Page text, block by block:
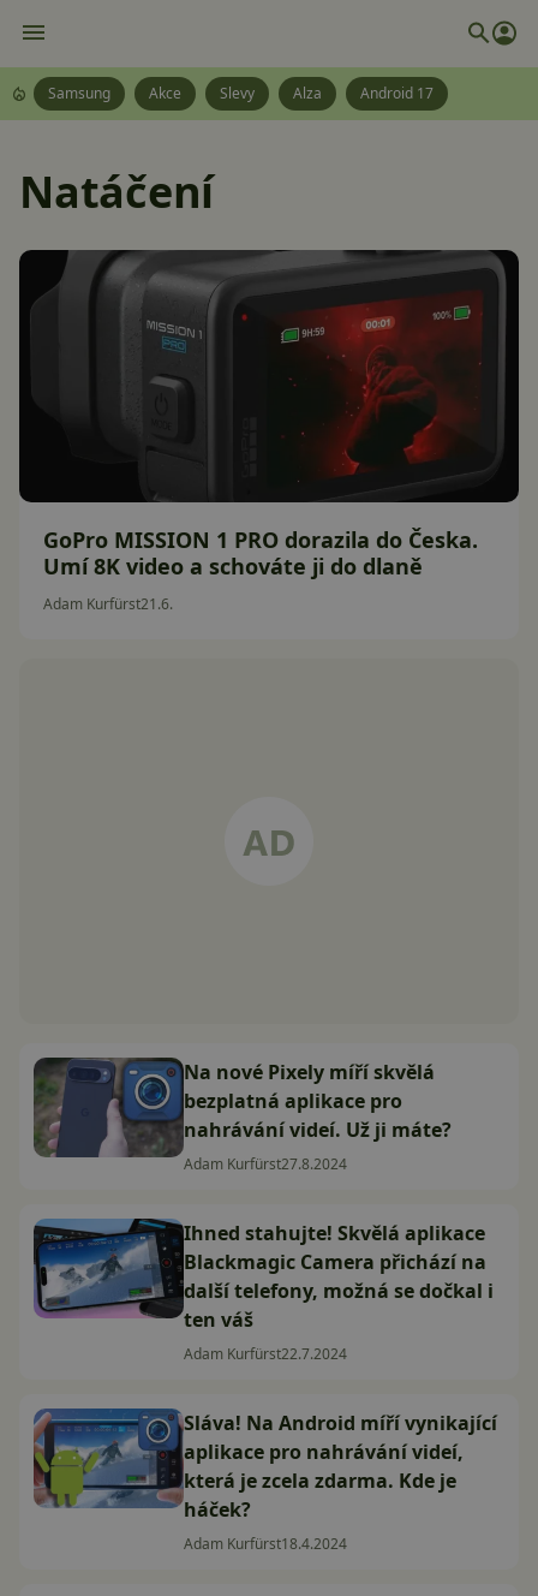
Samsung Akce Slevy Alza Android 17
Natáčení
GoPro MISSION 1 PRO dorazila do Česka.
Umí 8K video a schováte ji do dlaně
Adam Kurfürst21.6.
Na nové Pixely míří skvělá
bezplatná aplikace pro
nahrávání videí. Už ji máte?
Adam Kurfürst27.8.2024
Ihned stahujte! Skvělá aplikace
Blackmagic Camera přichází na
další telefony, možná se dočkal i
ten váš
Adam Kurfürst22.7.2024
Sláva! Na Android míří vynikající
aplikace pro nahrávání videí,
která je zcela zdarma. Kde je
háček?
Adam Kurfürst18.4.2024